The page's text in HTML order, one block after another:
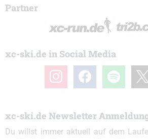
Partner
xc-ski.de in Social Media
instagramfacebook spotify
xc-ski.de Newsletter
Du willst immer aktuell auf dem